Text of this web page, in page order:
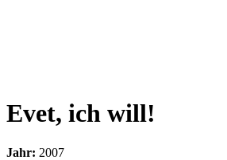
Evet, ich will!
Jahr: 2007